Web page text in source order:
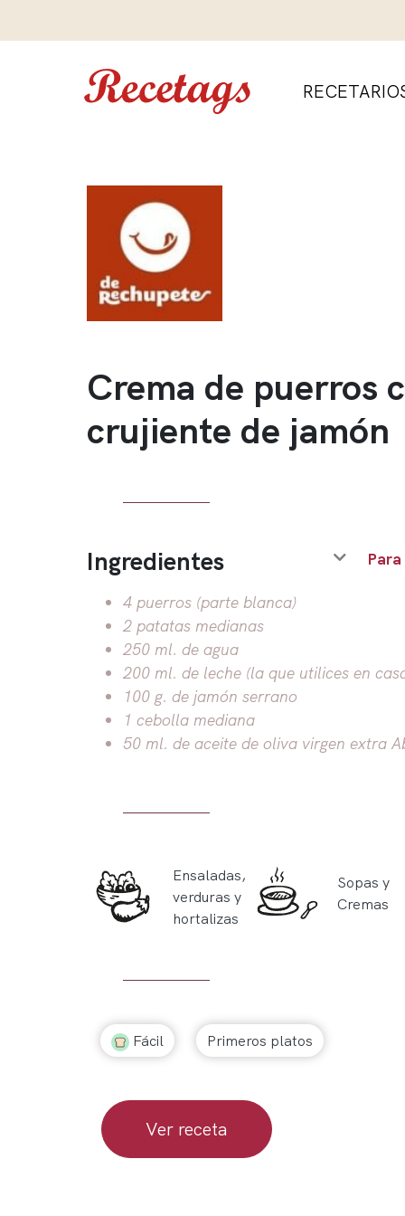
Crema de puerros
crujiente de jamón
Ingredientes
4 puerros (parte blanca)
2 patatas medianas
250 ml. de agua
200 ml. de leche (la que utilices en
100 g. de jamón serrano
1 cebolla mediana
50 ml. de aceite de oliva virgen extra
Ensaladas,
verduras y
hortalizas
Sopas y
Cremas
Fácil Primeros platos
Ver receta